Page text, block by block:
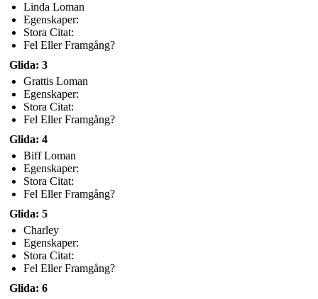
Linda Loman
Egenskaper:
Stora Citat:
Fel Eller Framgång?
Glida: 3
Grattis Loman
Egenskaper:
Stora Citat:
Fel Eller Framgång?
Glida: 4
Biff Loman
Egenskaper:
Stora Citat:
Fel Eller Framgång?
Glida: 5
Charley
Egenskaper:
Stora Citat:
Fel Eller Framgång?
Glida: 6